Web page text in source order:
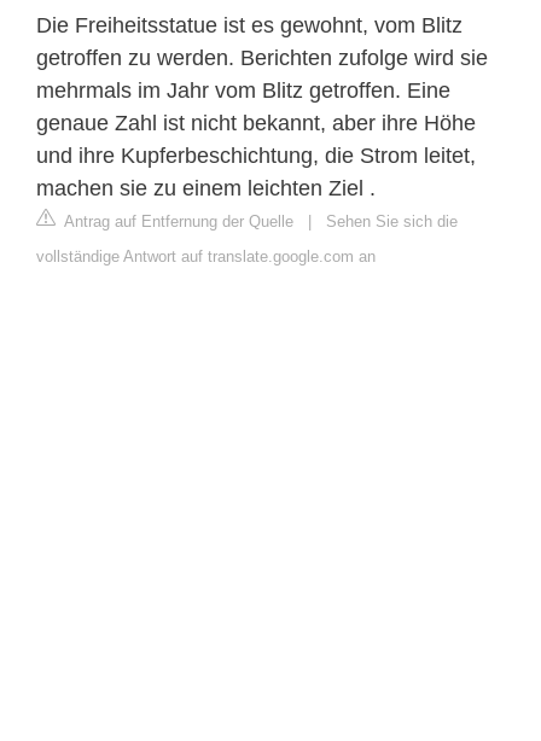
Die Freiheitsstatue ist es gewohnt, vom Blitz
getroffen zu werden. Berichten zufolge wird sie
mehrmals im Jahr vom Blitz getroffen. Eine
genaue Zahl ist nicht bekannt, aber ihre Höhe
und ihre Kupferbeschichtung, die Strom leitet,
machen sie zu einem leichten Ziel .
Antrag auf Entfernung der Quelle | Sehen Sie sich die
vollständige Antwort auf translate.google.com an